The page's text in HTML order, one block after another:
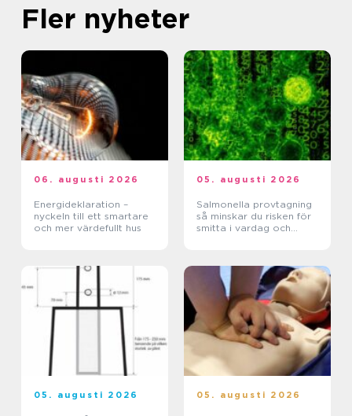
Fler nyheter
06. augusti 2026
Energideklaration –
nyckeln till ett smartare
och mer värdefullt hus
05. augusti 2026
Salmonella provtagning
så minskar du risken för
smitta i vardag och
05. augusti 2026 05. augusti 2026